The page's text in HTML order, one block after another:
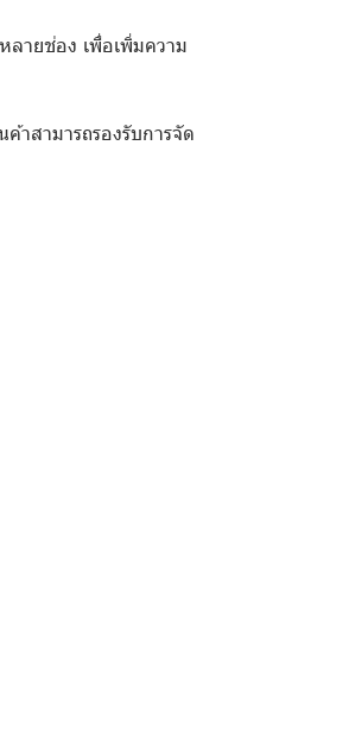
ลายช่อง เพื่อเพิ่มความ
าสามารถรองรับการจัด